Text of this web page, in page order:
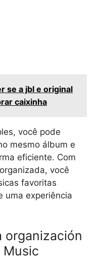
se a jbl e original
caixinha
você pode
mesmo álbum e
eficiente. Com
você
favoritas
uma experiência
organización